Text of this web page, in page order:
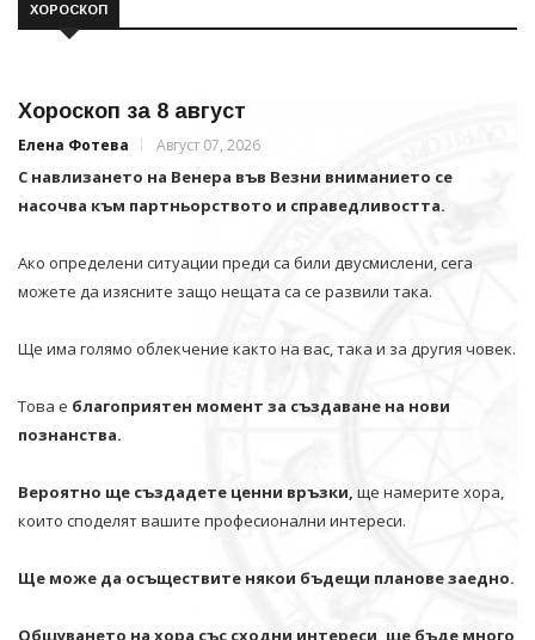
ХОРОСКОП
Хороскоп за 8 август
Елена Фотева Август 07, 2026
С навлизането на Венера във Везни вниманието се
насочва към партньорството и справедливостта.
Ако определени ситуации преди са били двусмислени, сега
можете да изясните защо нещата са се развили така.
Ще има голямо облекчение както на вас, така и за другия човек.
Това е благоприятен момент за създаване на нови
познанства.
Вероятно ще създадете ценни връзки, ще намерите хора,
които споделят вашите професионални интереси.
Ще може да осъществите някои бъдещи планове заедно.
Общуването на хора със сходни интереси, ще бъде много